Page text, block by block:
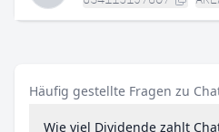
Häufig gestellte Fragen zu
Wie viel Dividende zahlt